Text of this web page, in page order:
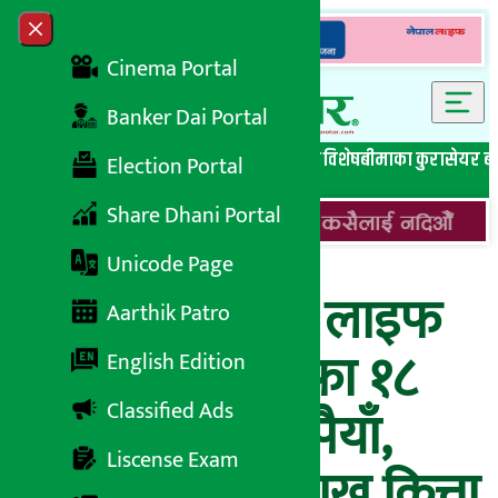
Skip to content
Close menu
Cinema Portal
Banker Dai Portal
Election Portal
Share Dhani Portal
Unicode Page
Aarthik Patro
English Edition
Classified Ads
Liscense Exam
सबै समाचारबेथिति मुर्दाबादबैंकिङ विशेष लघुवित्त विशेषबीमाका कुरासेयर
रिलायबल नेपाल लाइफ
इन्स्योरेन्सको नाफा १८
करोड ५ लाख रुपैयाँ,